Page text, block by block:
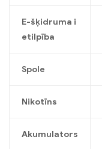
E-šķidruma i
etilpība
Spole
Nikotīns
Akumulators